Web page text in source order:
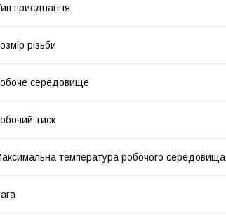
приєднання
різьби
середовище
тиск
температура робочого середовища